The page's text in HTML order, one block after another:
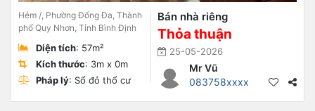
Hẻm /, Phường Đống Đa, Thành
phố Quy Nhơn, Tỉnh Bình Định
Diện tích: 57m²
Kích thước: 3m x 0m
Pháp lý: Sổ đỏ thổ cư
Bán nhà riêng
Thỏa thuận
25-05-2026
Mr Vũ
083758xxxx